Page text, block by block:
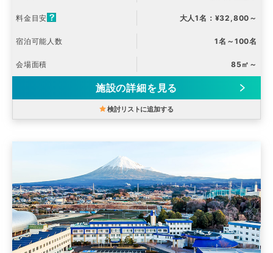
料金目安 大人1名：¥32,800～
宿泊可能人数 1名～100名
会場面積 85㎡～
施設の詳細を見る
検討リストに追加する